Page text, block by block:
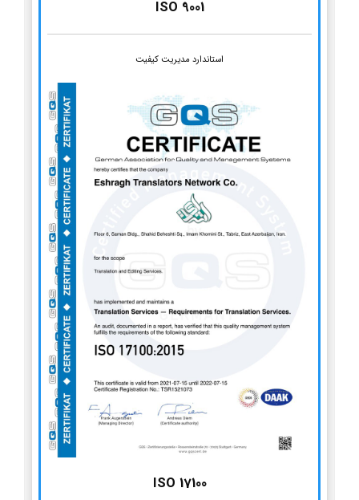
ISO 9001
استاندارد مدیریت کیفیت
ISO 17100